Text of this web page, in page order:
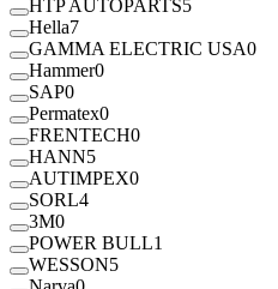
HTP AUTOPARTS5
Hella7
GAMMA ELECTRIC USA0
Hammer0
SAP0
Permatex0
FRENTECH0
HANN5
AUTIMPEX0
SORL4
3M0
POWER BULL1
WESSON5